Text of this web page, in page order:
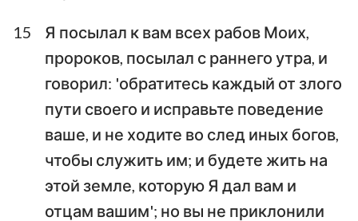
1 2 3 4 5 6
7
8
9 10 11 12 13
14
15
16 17 18 19 20
21
23
29
30 31 32 33 34
36
37 38 39 40 41
42
15
Я посылал к вам всех рабов Моих,
пророков, посылал с раннего утра, и
говорил: 'обратитесь каждый от злого
пути своего и исправьте поведение
ваше, и не ходите во след иных богов,
чтобы служить им; и будете жить на
этой земле, которую Я дал вам и
отцам вашим'; но вы не приклонили